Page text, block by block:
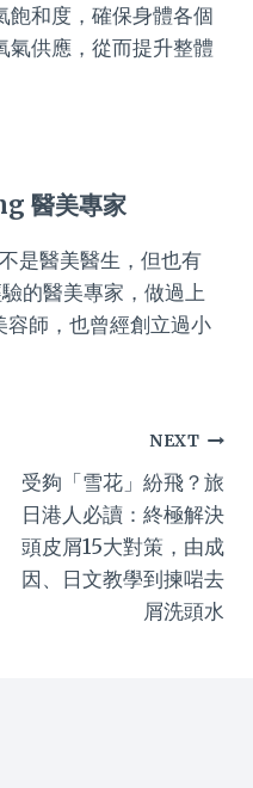
飽和度，確保身體各個
氣供應，從而提升整體
醫美專家
是醫美醫生，但也有
的醫美專家，做過上
容師，也曾經創立過小
NEXT
受夠「雪花」紛飛？旅
日港人必讀：終極解決
頭皮屑15大對策，由成
因、日文教學到揀啱去
屑洗頭水